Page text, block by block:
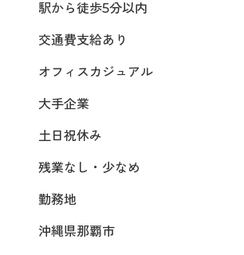
駅から徒歩5分以内
交通費支給あり
オフィスカジュアル
大手企業
土日祝休み
残業なし・少なめ
勤務地
沖縄県那覇市